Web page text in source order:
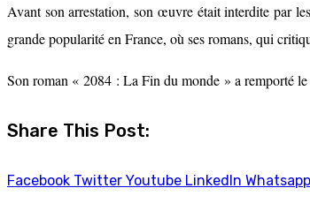
Avant son arrestation, son œuvre était interdite par
grande popularité en France, où ses romans, qui
Son roman « 2084 : La Fin du monde » a remporté
Share This Post:
Facebook Twitter Youtube LinkedIn Whatsapp